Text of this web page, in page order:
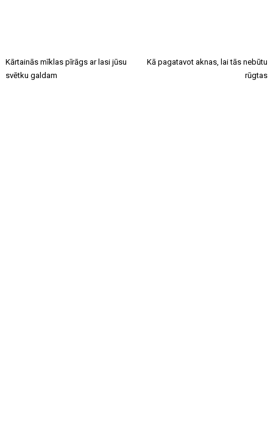
Kārtainās mīklas pīrāgs ar lasi jūsu
svētku galdam
Kā pagatavot aknas, lai tās nebūtu
rūgtas